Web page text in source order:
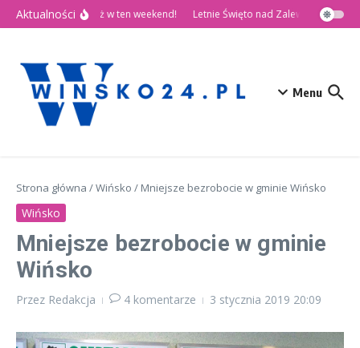
Przejdź do treści
Aktualności
Dni Wińska 2026 już w ten weekend! Letnie Święto nad Zalewem Słup
Menu
Strona główna /Wińsko / Mniejsze bezrobocie w gminie Wińsko
Wińsko
Mniejsze bezrobocie w gminie
Wińsko
Przez Redakcja 4 komentarze 3 stycznia 2019 20:09